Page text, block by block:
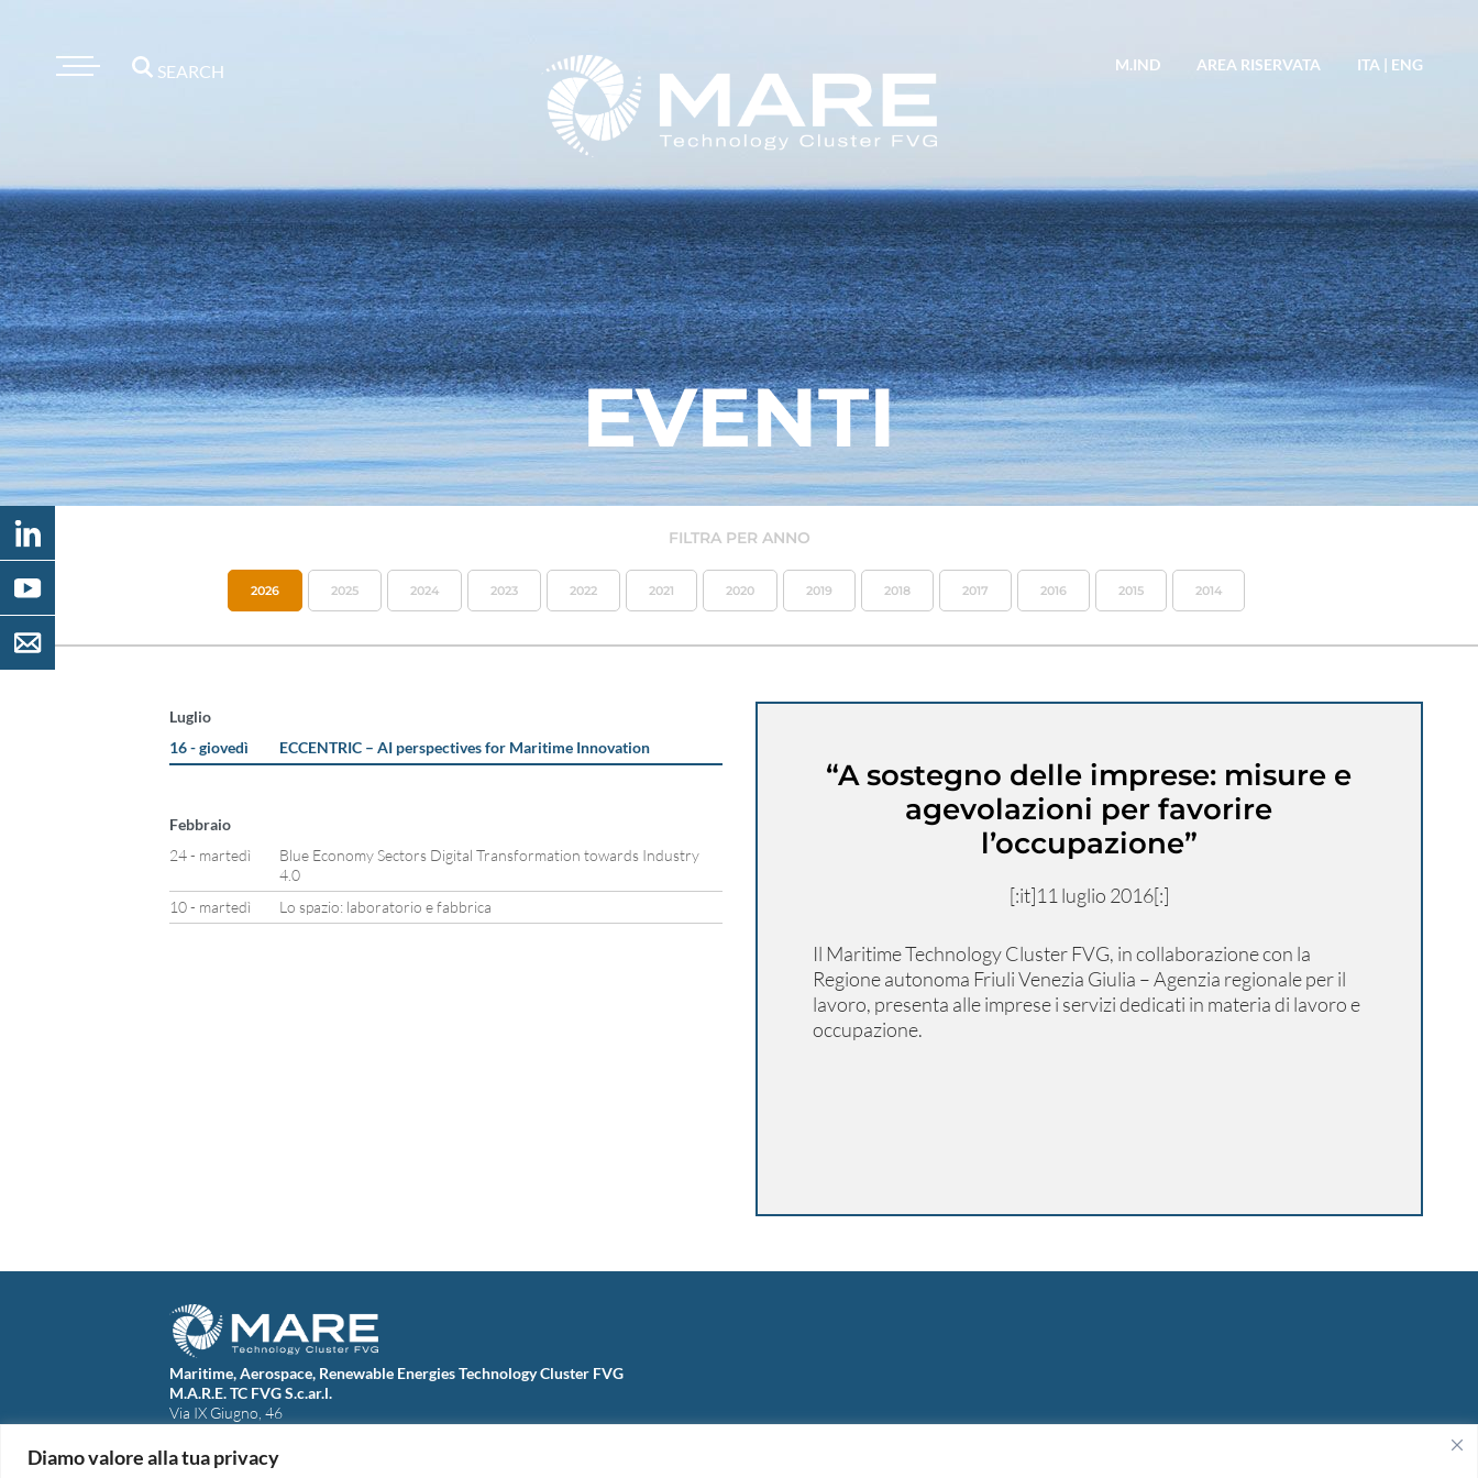
Diamo valore alla tua privacy
SEARCH M.IND AREA RISERVATA ITA | ENG
EVENTI
FILTRA PER ANNO
2026 2025 2024 2023 2022 2021 2020 2019 2018 2017 2016 2015 2014
Luglio
16 - giovedì
ECCENTRIC – AI perspectives for Maritime Innovation
Febbraio
24 - martedì
Blue Economy Sectors Digital Transformation towards Industry
4.0
10 - martedì
Lo spazio: laboratorio e fabbrica
“A sostegno delle imprese: misure e
agevolazioni per favorire
l’occupazione”
[:it]11 luglio 2016[:]
Il Maritime Technology Cluster FVG, in collaborazione con la
Regione autonoma Friuli Venezia Giulia – Agenzia regionale per il
lavoro, presenta alle imprese i servizi dedicati in materia di lavoro e
occupazione.
Maritime, Aerospace, Renewable Energies Technology Cluster FVG
M.A.R.E. TC FVG S.c.ar.l.
Via IX Giugno, 46
tel. +39 0481 723440
Codice Fiscale e Partita Iva: 01138620313